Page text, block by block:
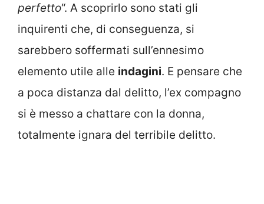
perfetto“. A scoprirlo sono stati gli
inquirenti che, di conseguenza, si
sarebbero soffermati sull’ennesimo
elemento utile alle indagini. E pensare che
a poca distanza dal delitto, l’ex compagno
si è messo a chattare con la donna,
totalmente ignara del terribile delitto.